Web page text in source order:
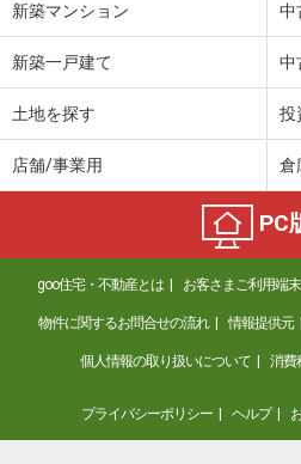
新築マンション 中
新築一戸建て 中
土地を探す 投
店舗/事業用 倉
PC
goo住宅・不動産とは お客さまご利用端
物件に関するお問合せの流れ 情報提供元
個人情報の取り扱いについて 消費
プライバシーポリシー ヘルプ